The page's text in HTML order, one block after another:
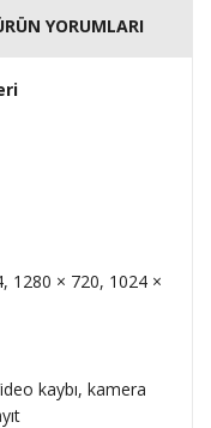
YORUMLARI
1280 × 720, 1024 ×
kaybı, kamera